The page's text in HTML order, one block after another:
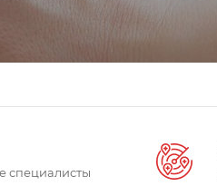
специалисты